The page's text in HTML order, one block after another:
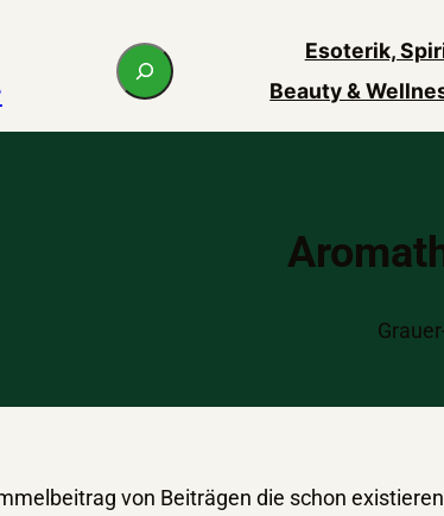
S
e
Esoterik,
Beauty &
von Beiträgen die schon